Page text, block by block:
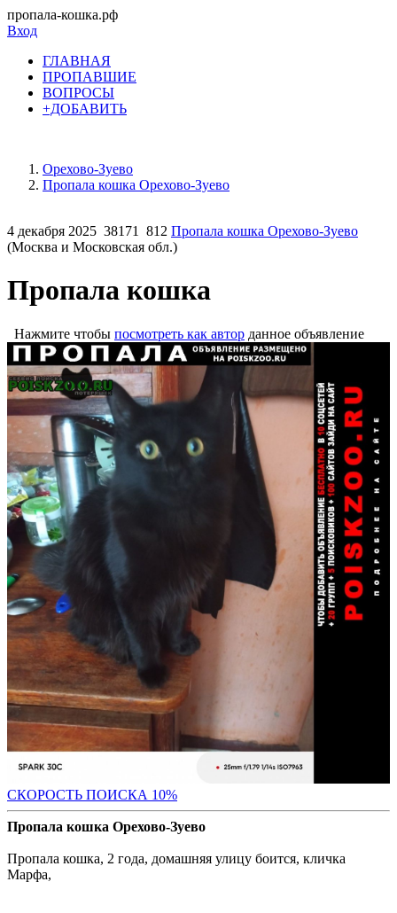
пропала-кошка.рф
Вход
ГЛАВНАЯ
ПРОПАВШИЕ
ВОПРОСЫ
+ДОБАВИТЬ
Орехово-Зуево
Пропала кошка Орехово-Зуево
4 декабря 2025 38171 812 Пропала кошка Орехово-Зуево
(Москва и Московская обл.)
Пропала кошка
Нажмите чтобы посмотреть как автор данное объявление
СКОРОСТЬ ПОИСКА 10%
Пропала кошка Орехово-Зуево
Пропала кошка, 2 года, домашняя улицу боится, кличка
Марфа,